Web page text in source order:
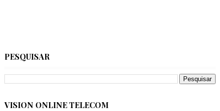
PESQUISAR
VISION ONLINE TELECOM